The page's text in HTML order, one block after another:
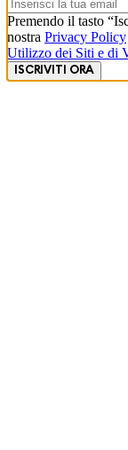
Premendo il tasto
nostra Privacy Policy
Utilizzo dei Siti e di
ISCRIVITI ORA